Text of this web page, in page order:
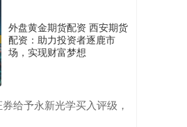
外盘黄金期货配资 西安期货
配资：助力投资者逐鹿市
场，实现财富梦想
给予永新光学买入评级，